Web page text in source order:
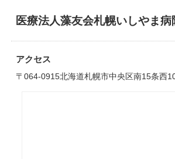
医療法人藻友会札幌いしやま病
アクセス
〒064-0915北海道札幌市中央区南15条西